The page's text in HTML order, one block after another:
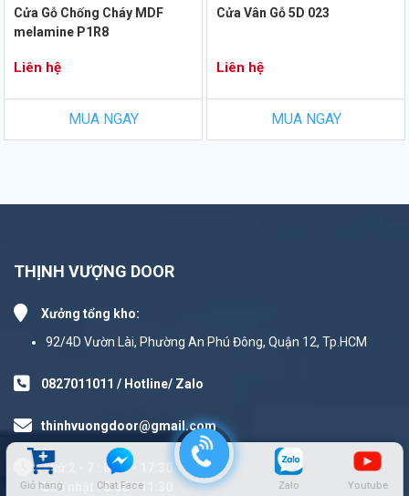
Giỏ hàng Chat Face Zalo Youtube
Cửa Gỗ Chống Cháy MDF
melamine P1R8
Liên hệ
MUA NGAY
Cửa Vân Gỗ 5D 023
Liên hệ
MUA NGAY
THỊNH VƯỢNG DOOR
Xưởng tổng kho:
92/4D Vườn Lài, Phường An Phú Đông, Quận 12, Tp.HCM
0827011011 / Hotline/ Zalo
thinhvuongdoor@gmail.com
Thứ 2 - 7 : 8:00 - 17:30
Chủ nhật : 8:00 - 11:30